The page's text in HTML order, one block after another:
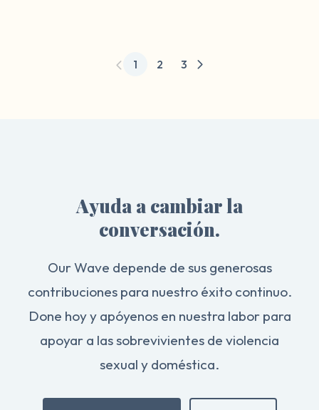
1 2 3
Ayuda a cambiar la
conversación.
Our Wave depende de sus generosas
contribuciones para nuestro éxito continuo.
Done hoy y apóyenos en nuestra labor para
apoyar a las sobrevivientes de violencia
sexual y doméstica.